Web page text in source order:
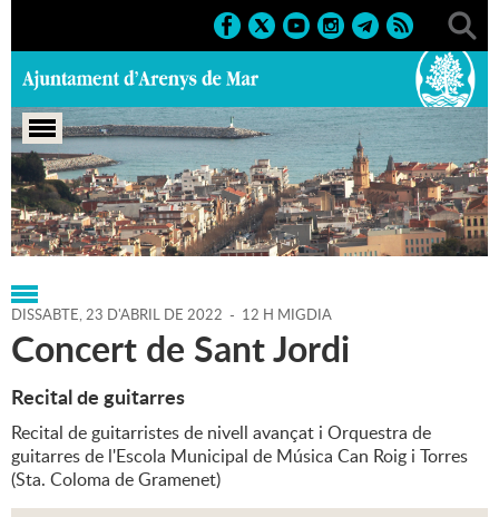
Portada > Regidories > Cultura > Agenda > 23-04-2022
DISSABTE,23 D'ABRIL DE 2022 - 12 H MIGDIA
Concert de Sant Jordi
Recital de guitarres
Recital de guitarristes de nivell avançat i Orquestra de
guitarres de l'Escola Municipal de Música Can Roig i Torres
(Sta. Coloma de Gramenet)